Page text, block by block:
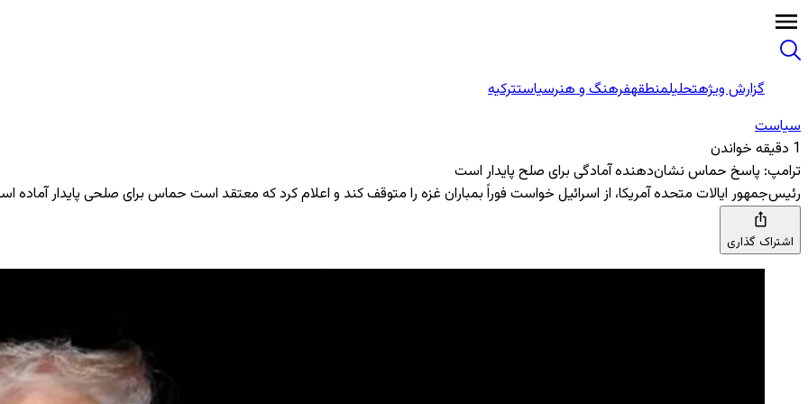
گزارش ویژهتحلیلمنطقهفرهنگ و هنرسیاستترکیه
سیاست
1 دقیقه خواندن
ترامپ: پاسخ حماس نشان‌دهنده آمادگی برای صلح پایدار است
رئیس‌جمهور ایالات متحده آمریکا، از اسرائیل خواست فوراً بمباران غزه را متوقف کند و اعلام کرد که معتقد است حماس برای صلحی پایدار آماده
اشتراک گذاری